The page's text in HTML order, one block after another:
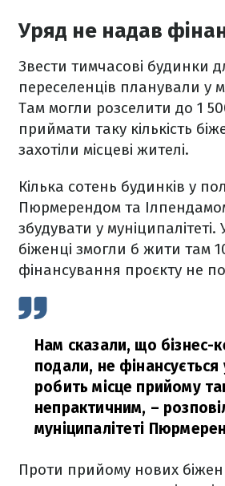
Уряд не надав
Звести тимчасові будинки
переселенців планували у
Там могли розселити до 1
приймати таку кількість
захотіли місцеві жителі.
Кілька сотень будинків у
Пюрмерендом та
збудувати у муніципалітеті.
біженці змогли б жити там
фінансування проєкту не
Нам сказали, що бізнес-
подали, не
робить місце прийому
непрактичним, –
муніципалітеті
Проти прийому нових